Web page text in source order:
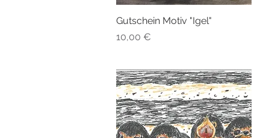
Schnellansicht
Gutschein Motiv "Igel"
Preis
10,00 €